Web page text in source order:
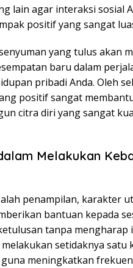
lain agar interaksi sosial
positif yang sangat
yang tulus akan
baru dalam
pribadi Anda. Oleh
positif sangat
citra diri yang sangat
Melakukan
penampilan, karakter
bantuan kepada
tanpa mengharap
setidaknya satu
meningkatkan